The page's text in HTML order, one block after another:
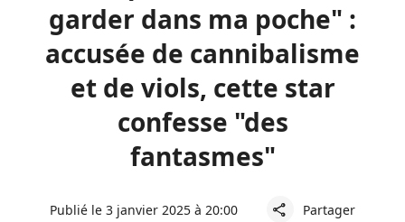
garder dans ma poche" :
accusée de cannibalisme
et de viols, cette star
confesse "des
fantasmes"
Publié le 3 janvier 2025 à 20:00 share Partager